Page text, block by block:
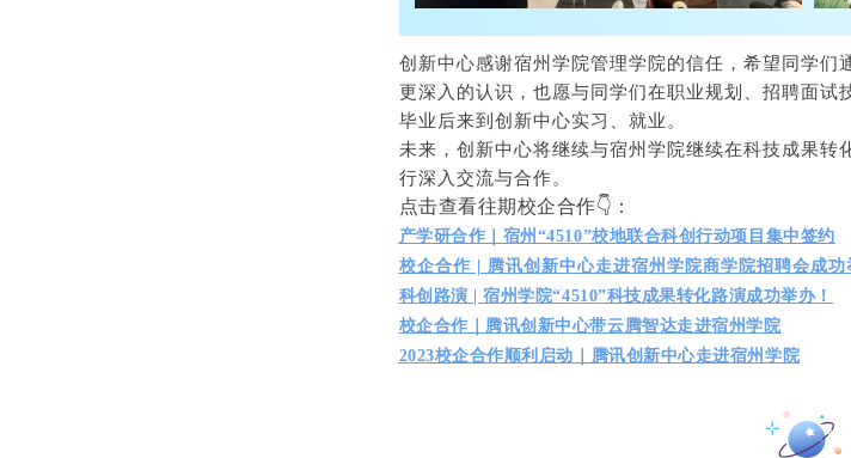
创新中心感谢宿州学院管理学院的信任，希望同学们
更深入的认识，也愿与同学们在职业规划、招聘面试
毕业后来到创新中心实习、就业。
未来，创新中心将继续与宿州学院继续在科技成果转
行深入交流与合作。
点击查看往期校企合作👇：
产学研合作｜宿州“4510”校地联合科创行动项目集中签约
校企合作 | 腾讯创新中心走进宿州学院商学院招聘会成功
科创路演 | 宿州学院“4510”科技成果转化路演成功举办！
校企合作｜腾讯创新中心带云腾智达走进宿州学院
2023校企合作顺利启动｜腾讯创新中心走进宿州学院